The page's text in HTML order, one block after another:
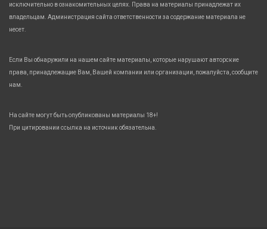
исключительно в ознакомительных целях. Права на материалы принадлежат их
владельцам. Администрация сайта ответственности за содержание материала не
несет.
Если Вы обнаружили на нашем сайте материалы, которые нарушают авторские
права, принадлежащие Вам, Вашей компании или организации, пожалуйста, сообщите
нам.
На сайте могут быть опубликованы материалы 18+!
При цитировании ссылка на источник обязательна.